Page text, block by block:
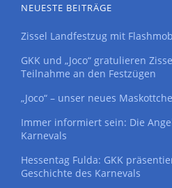
NEUESTE BEITRÄGE
Zissel Landfestzug mit Flashmob
GKK und „Joco“ gratulieren
Teilnahme an den Festzügen
„Joco“ – unser neues
Immer informiert sein: Die
Karnevals
Hessentag Fulda: GKK
Geschichte des Karnevals